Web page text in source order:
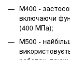
М400 -
включаючи
(400 МПа);
М500 -